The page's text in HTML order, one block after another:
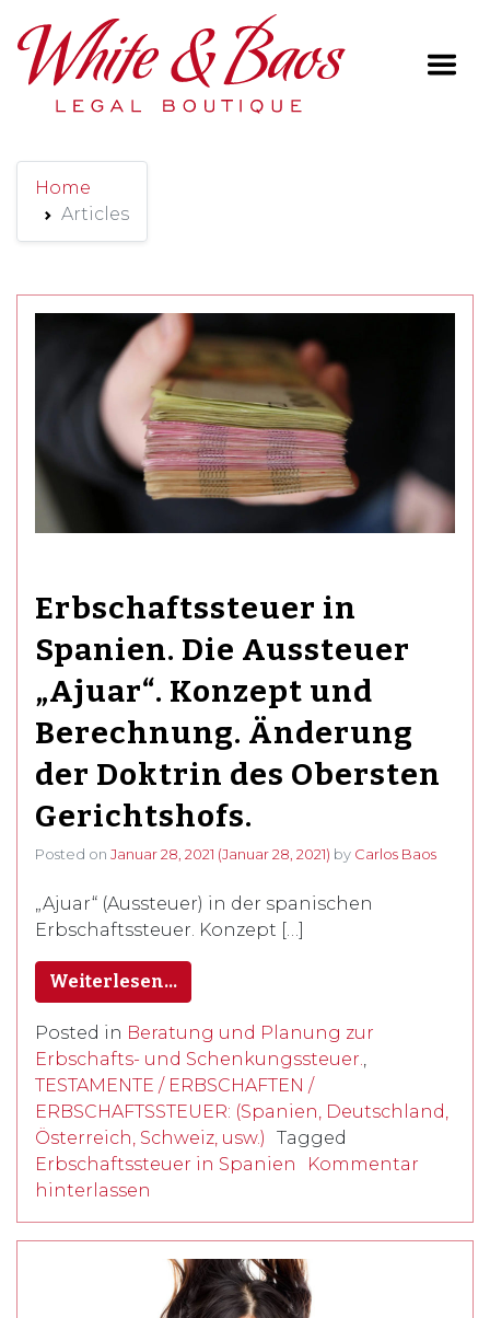
Main Navigation
Home
Articles
Erbschaftssteuer in
Spanien. Die Aussteuer
„Ajuar“. Konzept und
Berechnung. Änderung
der Doktrin des Obersten
Gerichtshofs.
Posted on Januar 28, 2021 (Januar 28, 2021) by Carlos Baos
„Ajuar“ (Aussteuer) in der spanischen
Erbschaftssteuer. Konzept […]
Weiterlesen…
Posted in Beratung und Planung zur
Erbschafts- und Schenkungssteuer.,
TESTAMENTE / ERBSCHAFTEN /
ERBSCHAFTSSTEUER: (Spanien, Deutschland,
Österreich, Schweiz, usw.)
Tagged
Erbschaftssteuer in Spanien
Kommentar
hinterlassen